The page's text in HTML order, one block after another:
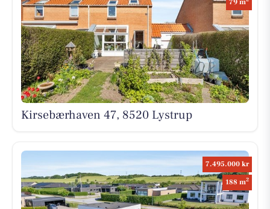
79 m
Kirsebærhaven 47, 8520 Lystrup
7.495.000 kr
188 m2